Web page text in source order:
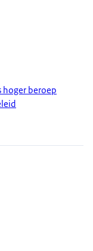
beroep